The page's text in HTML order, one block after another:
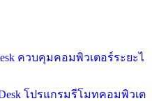
ควบคุมคอมพิวเตอร์ระยะไ
โปรแกรมรีโมทคอมพิวเต